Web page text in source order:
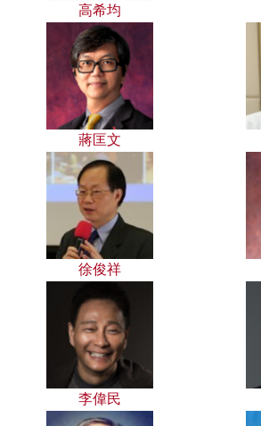
高希均
蔣匡文
徐俊祥
李偉民